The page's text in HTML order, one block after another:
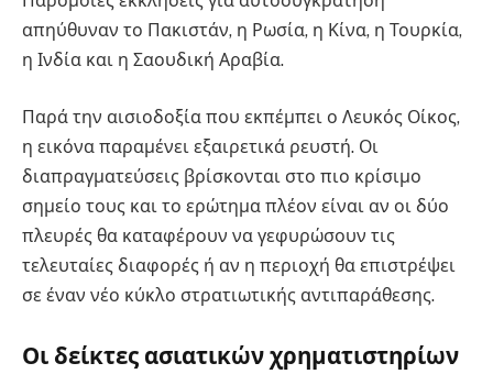
απηύθυναν το Πακιστάν, η Ρωσία, η Κίνα, η Τουρκία,
η Ινδία και η Σαουδική Αραβία.
Παρά την αισιοδοξία που εκπέμπει ο Λευκός Οίκος,
η εικόνα παραμένει εξαιρετικά ρευστή. Οι
διαπραγματεύσεις βρίσκονται στο πιο κρίσιμο
σημείο τους και το ερώτημα πλέον είναι αν οι δύο
πλευρές θα καταφέρουν να γεφυρώσουν τις
τελευταίες διαφορές ή αν η περιοχή θα επιστρέψει
σε έναν νέο κύκλο στρατιωτικής αντιπαράθεσης.
Οι δείκτες ασιατικών χρηματιστηρίων